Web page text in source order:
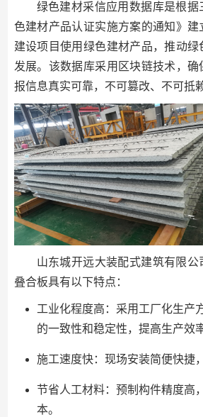
绿色建材采信应用数据库是根据
色建材产品认证实施方案的通知》建
建设项目使用绿色建材产品，推动绿
发展。该数据库采用区块链技术，确
报信息真实可靠，不可篡改、不可抵赖
山东城开远大装配式建筑有限公
叠合板具有以下特点：
工业化程度高：采用工厂化生产
的一致性和稳定性，提高生产效率
施工速度快：现场安装简便快捷
节省人工材料：预制构件精度高
本。